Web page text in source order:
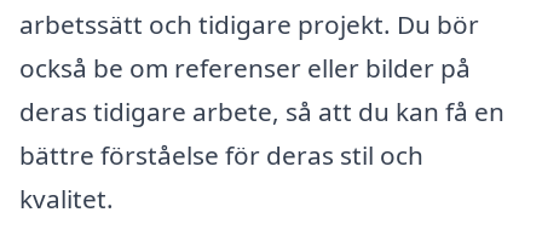
arbetssätt och tidigare projekt. Du bör
också be om referenser eller bilder på
deras tidigare arbete, så att du kan få en
bättre förståelse för deras stil och
kvalitet.